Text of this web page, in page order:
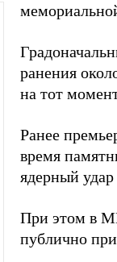
ранения
на тот
Ранее
время
ядерный удар
При этом в
публично